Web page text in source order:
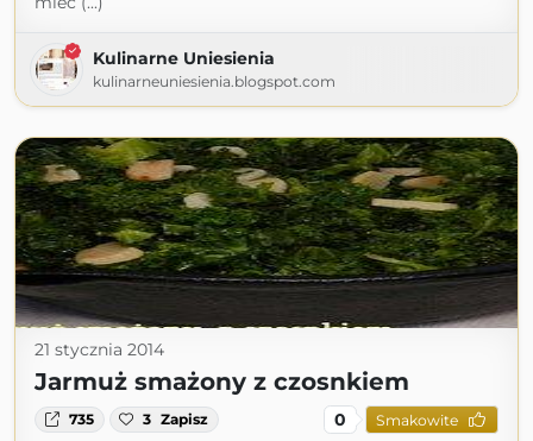
Kulinarne Uniesienia
kulinarneuniesienia.blogspot.com
21 stycznia 2014
Jarmuż smażony z czosnkiem
735 3 Zapisz 0 Smakowite